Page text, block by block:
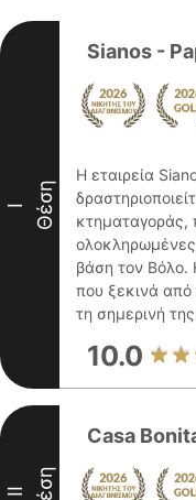
I Θέση
Sianos -
Η εταιρεία
κτηματαγοράς,
ολοκληρωμένες
βάση τον Βόλο.
που ξεκινά από
τη σημερινή
10.0
II
Casa